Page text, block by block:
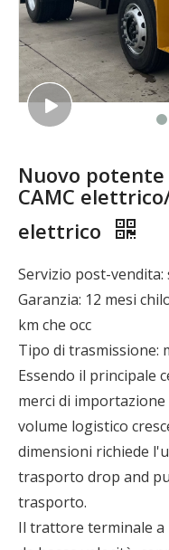
Nuovo
CAMC
elettrico
Servizio post-
Garanzia: 12 mesi
km che occ
Tipo di trasmissione:
Essendo il principale
merci di
volume logistico
dimensioni richiede
trasporto drop and
trasporto.
Il trattore terminale a